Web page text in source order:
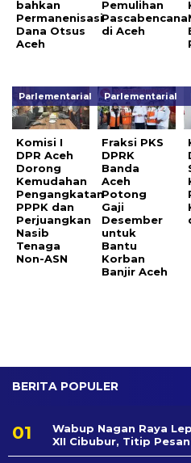
bahkan
Permanenisasi
Dana Otsus
Aceh
Pemulihan
Pascabencana
di Aceh
Parlementarial
Komisi I
DPR Aceh
Dorong
Kemudahan
Pengangkatan
PPPK dan
Perjuangkan
Nasib
Tenaga
Non-ASN
Parlementarial
Fraksi PKS
DPRK
Banda
Aceh
Potong
Gaji
Desember
untuk
Bantu
Korban
Banjir Aceh
BERITA POPULER
Wabup Nagan Raya
XII Cibubur, Titip